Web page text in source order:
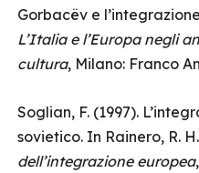
Gorbacëv e
L’Italia e l’Europa negli
cultura, Milano: Franco
Soglian, F. (1997).
sovietico. In Rainero, R.
dell’integrazione europea